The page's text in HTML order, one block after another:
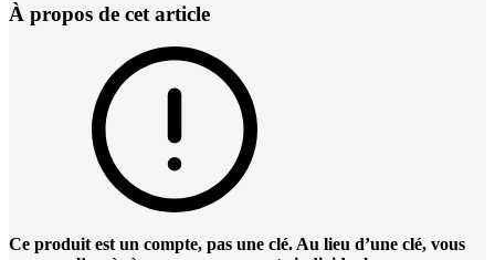
À propos de cet article
Ce produit est un compte, pas une clé. Au lieu d’une clé, vous